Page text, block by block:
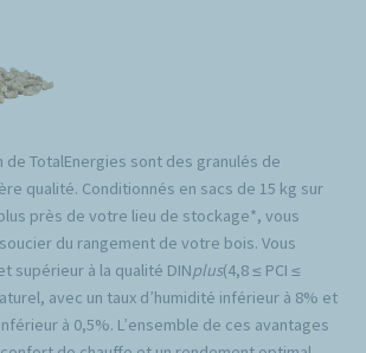
de TotalEnergies sont des granulés de
qualité. Conditionnés en sacs de 15 kg sur
près de votre lieu de stockage*, vous
du rangement de votre bois. Vous
supérieur à la qualité DINplus(4,8 ≤ PCI ≤
avec un taux d’humidité inférieur à 8% et
à 0,5%. L’ensemble de ces avantages